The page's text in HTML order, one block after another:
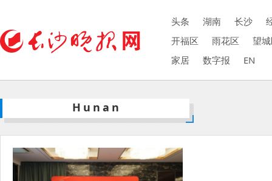
头条 湖南 长沙
开福区
雨花区
望
家居
数字报 EN
Hunan